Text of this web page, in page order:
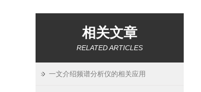
相关文章
RELATED ARTICLES
一文介绍频谱分析仪的相关应用